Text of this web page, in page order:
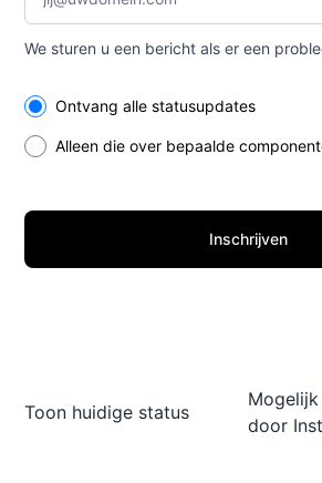
We sturen u een bericht als er een
Select the components you want to
Ontvang alle statusupdates
Alleen die over bepaalde
Inschrijven
Toon huidige status
door